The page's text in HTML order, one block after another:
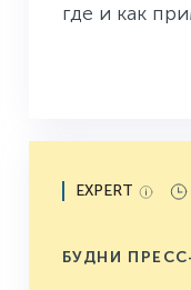
где и как
EXPERT
БУДНИ